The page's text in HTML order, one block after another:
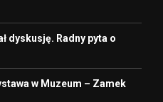
dyskusję. Radny pyta o
w Muzeum – Zamek